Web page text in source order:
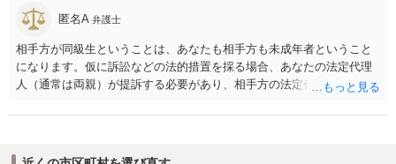
すので、今後別のアカウントから連絡が来ても一切応じず、警察へ追
加の報告を行ってください。
匿名A 弁護士
相手方が同級生ということは、あなたも相手方も未成年者ということ
になります。仮に訴訟などの法的措置を採る場合、あなたの法定代理
人（通常は両親）が提訴する必要があり、相手方の法定代理人（通常
話し合いで解決した方がよい問題だと思います。